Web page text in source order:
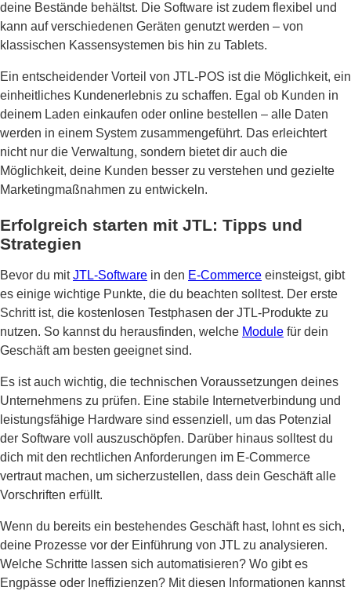
deine Bestände behältst. Die Software ist zudem flexibel und
kann auf verschiedenen Geräten genutzt werden – von
klassischen Kassensystemen bis hin zu Tablets.
Ein entscheidender Vorteil von JTL-POS ist die Möglichkeit, ein
einheitliches Kundenerlebnis zu schaffen. Egal ob Kunden in
deinem Laden einkaufen oder online bestellen – alle Daten
werden in einem System zusammengeführt. Das erleichtert
nicht nur die Verwaltung, sondern bietet dir auch die
Möglichkeit, deine Kunden besser zu verstehen und gezielte
Marketingmaßnahmen zu entwickeln.
Erfolgreich starten mit JTL: Tipps und
Strategien
Bevor du mitJTL-Software in den E-Commerce einsteigst, gibt
es einige wichtige Punkte, die du beachten solltest. Der erste
Schritt ist, die kostenlosen Testphasen der JTL-Produkte zu
nutzen. So kannst du herausfinden, welche Module für dein
Geschäft am besten geeignet sind.
Es ist auch wichtig, die technischen Voraussetzungen deines
Unternehmens zu prüfen. Eine stabile Internetverbindung und
leistungsfähige Hardware sind essenziell, um das Potenzial
der Software voll auszuschöpfen. Darüber hinaus solltest du
dich mit den rechtlichen Anforderungen im E-Commerce
vertraut machen, um sicherzustellen, dass dein Geschäft alle
Vorschriften erfüllt.
Wenn du bereits ein bestehendes Geschäft hast, lohnt es sich,
deine Prozesse vor der Einführung von JTL zu analysieren.
Welche Schritte lassen sich automatisieren? Wo gibt es
Engpässe oder Ineffizienzen? Mit diesen Informationen kannst